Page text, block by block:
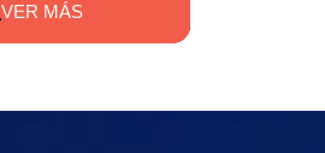
VER MÁS